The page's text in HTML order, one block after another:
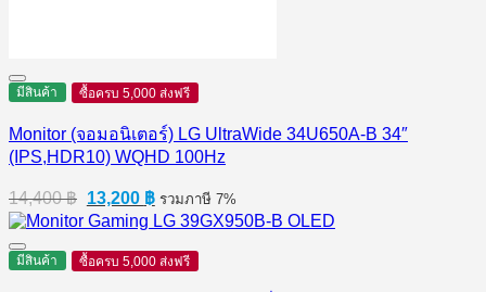
มีสินค้า ซื้อครบ 5,000 ส่งฟรี
Monitor (จอมอนิเตอร์) LG UltraWide 34U650A-B 34″
(IPS,HDR10) WQHD 100Hz
14,400฿ Original
price
was:
14,400 ฿.
13,200 ฿Current
price
is:
13,200 ฿.
รวมภาษี 7%
มีสินค้า ซื้อครบ 5,000 ส่งฟรี